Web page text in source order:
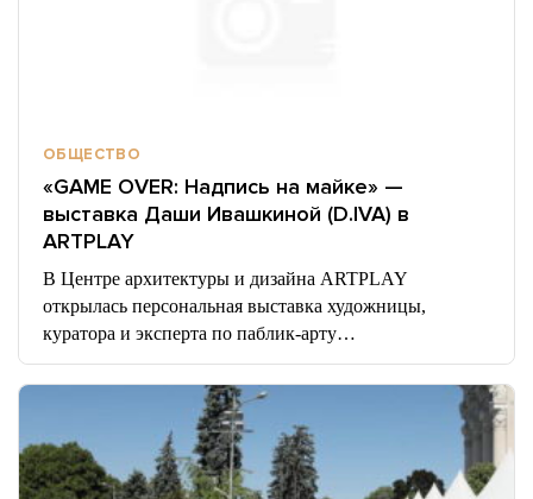
ОБЩЕСТВО
«GAME OVER: Надпись на майке» —
выставка Даши Ивашкиной (D.IVA) в
ARTPLAY
В Центре архитектуры и дизайна ARTPLAY
открылась персональная выставка художницы,
куратора и эксперта по паблик-арту…